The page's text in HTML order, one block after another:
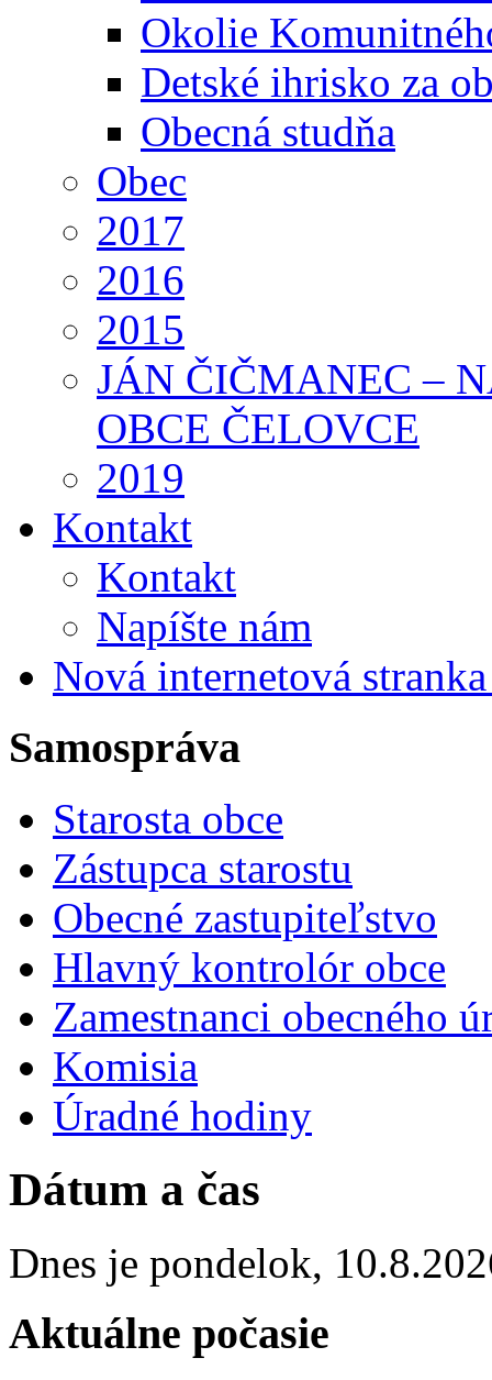
Okolie
Detské ihrisko za
Obecná studňa
Obec
2017
2016
2015
JÁN ČIČMANEC –
OBCE ČELOVCE
2019
Kontakt
Kontakt
Napíšte nám
Nová internetová
Samospráva
Starosta obce
Zástupca starostu
Obecné zastupiteľstvo
Hlavný kontrolór obce
Zamestnanci obecného
Komisia
Úradné hodiny
Dátum a čas
Dnes je pondelok,
Aktuálne počasie